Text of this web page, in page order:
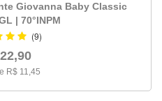
Giovanna Baby Classic
| 70°INPM
(9)
R$ 11,45